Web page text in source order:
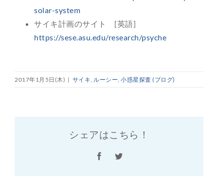
solar-system
サイキ計画のサイト [英語]
https://sese.asu.edu/research/psyche
2017年1月5日(木) | サイキ ルーシー 小惑星探査 (ブログ)
シェアはこちら！
FacebookTwitter